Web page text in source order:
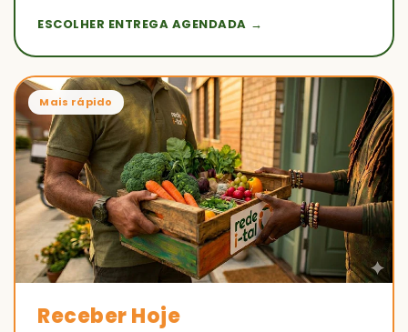
ESCOLHER ENTREGA AGENDADA →
Mais rápido
Receber Hoje